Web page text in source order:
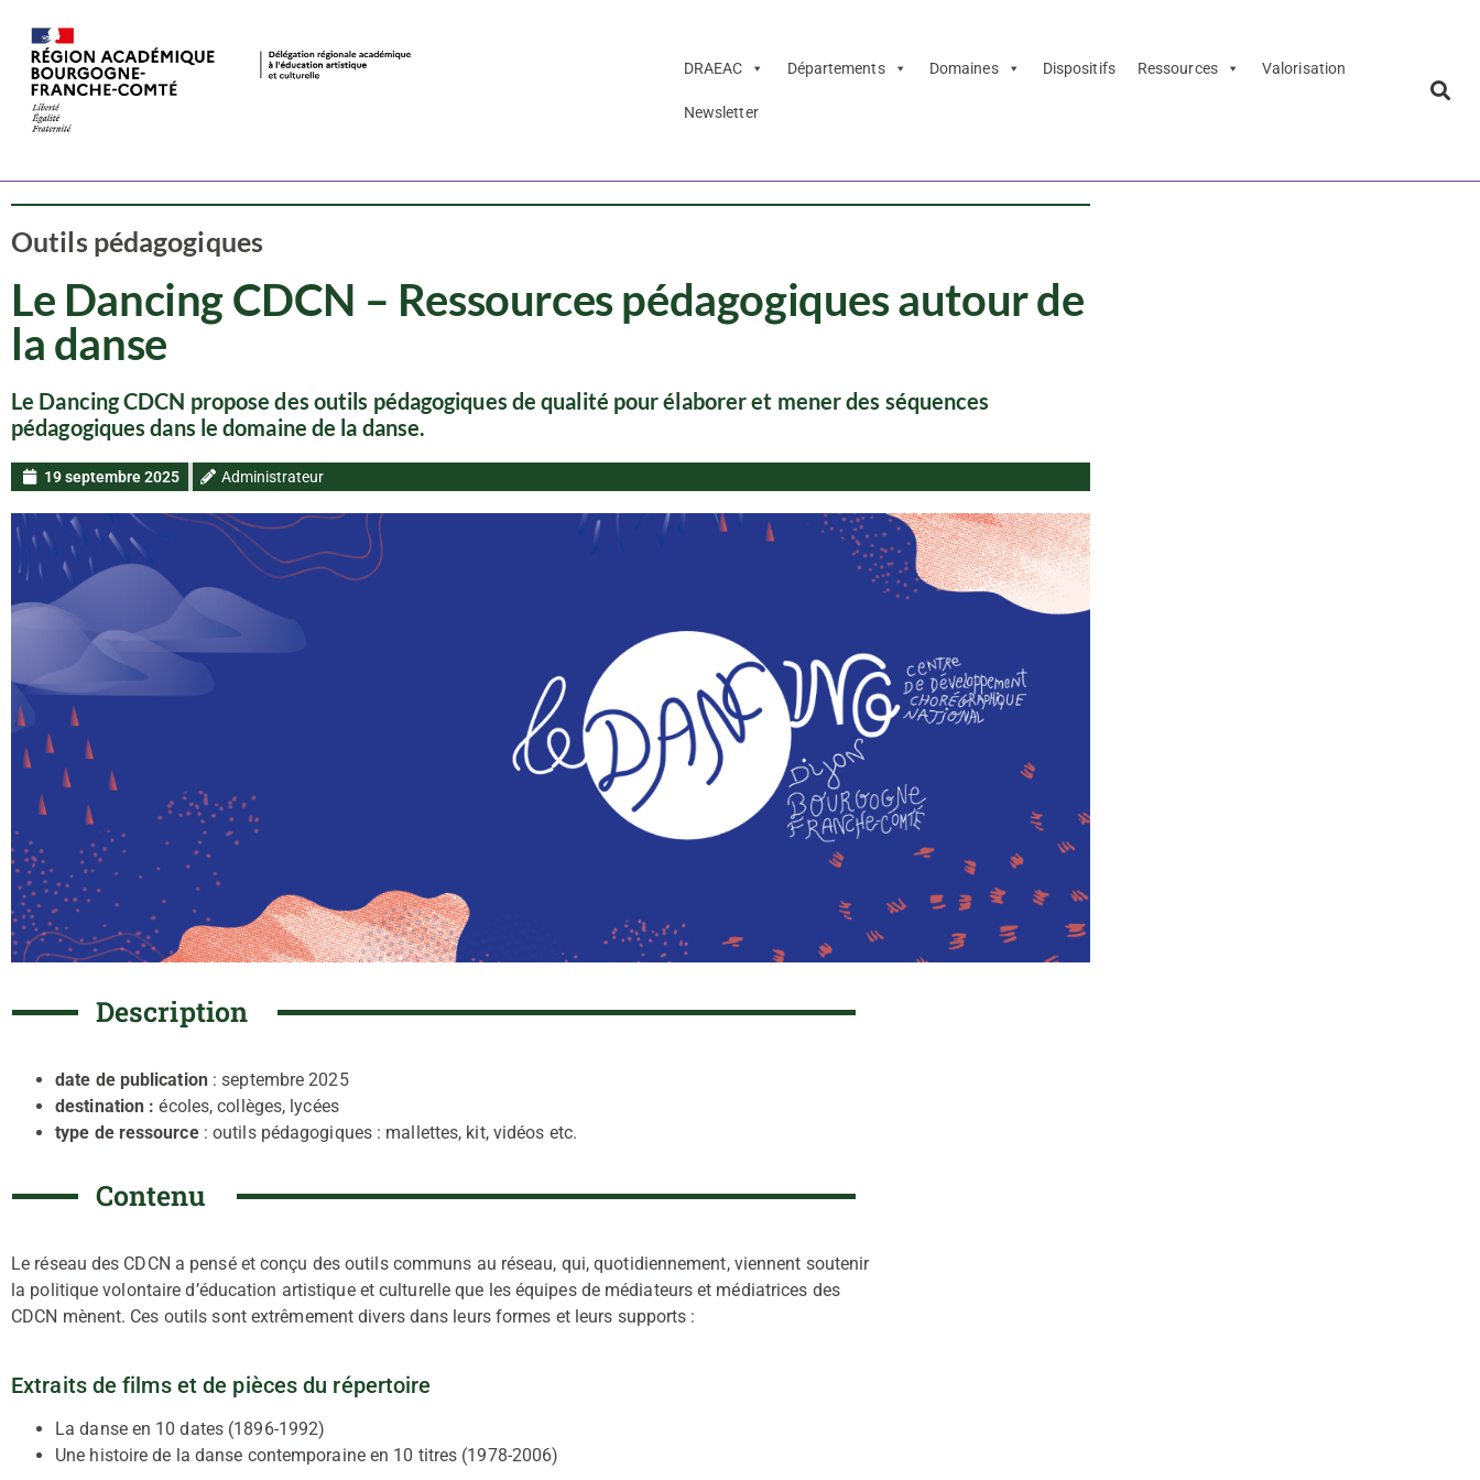
DRAEAC Départements Domaines Dispositifs Ressources Valorisation
Newsletter
Outils pédagogiques
Le Dancing CDCN – Ressources pédagogiques autour de
la danse
Le Dancing CDCN propose des outils pédagogiques de qualité pour élaborer et mener des séquences
pédagogiques dans le domaine de la danse.
19 septembre 2025 Administrateur
Description
date de publication: septembre 2025
destination :écoles, collèges, lycées
type de ressource: outils pédagogiques : mallettes, kit, vidéos etc.
Contenu
Le réseau des CDCN a pensé et conçu des outils communs au réseau, qui, quotidiennement, viennent soutenir
la politique volontaire d’éducation artistique et culturelle que les équipes de médiateurs et médiatrices des
CDCN mènent. Ces outils sont extrêmement divers dans leurs formes et leurs supports :
Extraits de films et de pièces du répertoire
La danse en 10 dates (1896-1992)
Une histoire de la danse contemporaine en 10 titres (1978-2006)